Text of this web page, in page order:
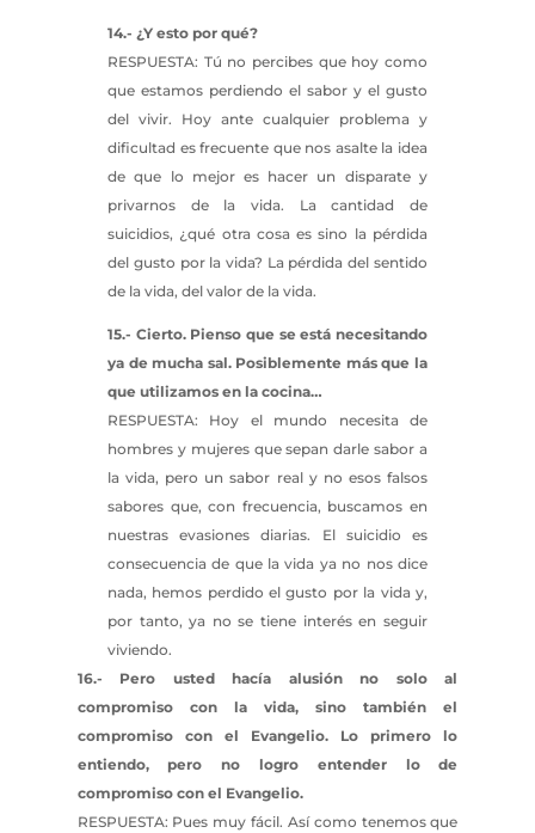
14.- ¿Y esto por qué?
RESPUESTA: Tú no percibes que hoy como
que estamos perdiendo el sabor y el gusto
del vivir. Hoy ante cualquier problema y
dificultad es frecuente que nos asalte la idea
de que lo mejor es hacer un disparate y
privarnos de la vida. La cantidad de
suicidios, ¿qué otra cosa es sino la pérdida
del gusto por la vida? La pérdida del sentido
de la vida, del valor de la vida.
15.- Cierto. Pienso que se está necesitando
ya de mucha sal. Posiblemente más que la
que utilizamos en la cocina…
RESPUESTA: Hoy el mundo necesita de
hombres y mujeres que sepan darle sabor a
la vida, pero un sabor real y no esos falsos
sabores que, con frecuencia, buscamos en
nuestras evasiones diarias. El suicidio es
consecuencia de que la vida ya no nos dice
nada, hemos perdido el gusto por la vida y,
por tanto, ya no se tiene interés en seguir
viviendo.
16.- Pero usted hacía alusión no solo al
compromiso con la vida, sino también el
compromiso con el Evangelio. Lo primero lo
entiendo, pero no logro entender lo de
compromiso con el Evangelio.
RESPUESTA: Pues muy fácil. Así como tenemos que